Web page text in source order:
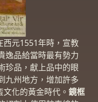
西元1551年時，宣教
逸品給當時最有勢力
珍品，獻上品中的眼
九州地方，增加許多
文化的黃金時代。鏡框